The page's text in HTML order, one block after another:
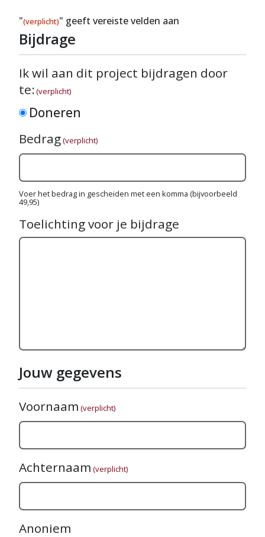
"(verplicht)" geeft vereiste velden aan
Bijdrage
Ik wil aan dit project bijdragen door
te:(verplicht)
Doneren
Bedrag(verplicht)
Voer het bedrag in gescheiden met een komma (bijvoorbeeld
49,95)
Toelichting voor je bijdrage
Jouw gegevens
Voornaam (verplicht)
Achternaam (verplicht)
Anoniem